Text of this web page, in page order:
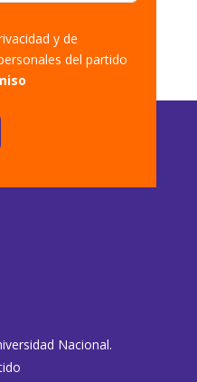
y de
del partido
Nacional.